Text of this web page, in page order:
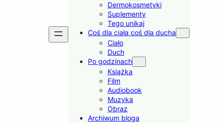
Dermokosmetyki
Suplementy
Tego unikaj
Coś dla ciała coś dla ducha
Ciało
Duch
Po godzinach
Książka
Film
Audiobook
Muzyka
Obraz
Archiwum bloga